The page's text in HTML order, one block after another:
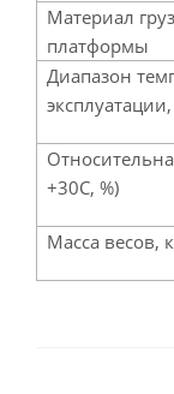
Материал
платформы
Диапазон
+30С, %)
Масса весов,